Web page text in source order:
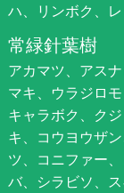
ハ、リンボク、
常緑針葉樹
アカマツ、アス
マキ、ウラジロ
キャラボク、ク
キ、コウヨウザ
ツ、コニファー
バ、シラビソ、